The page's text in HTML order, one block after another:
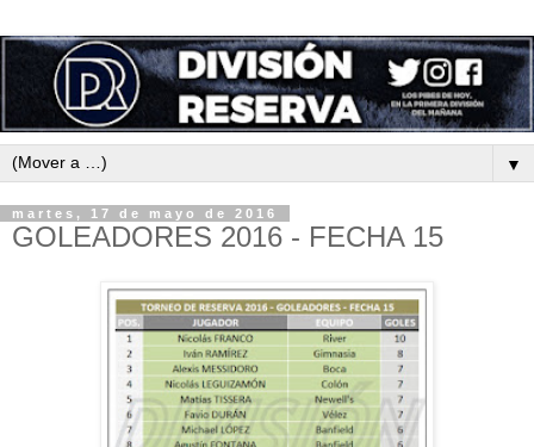
▼
martes, 17 de mayo de 2016
GOLEADORES 2016 - FECHA 15